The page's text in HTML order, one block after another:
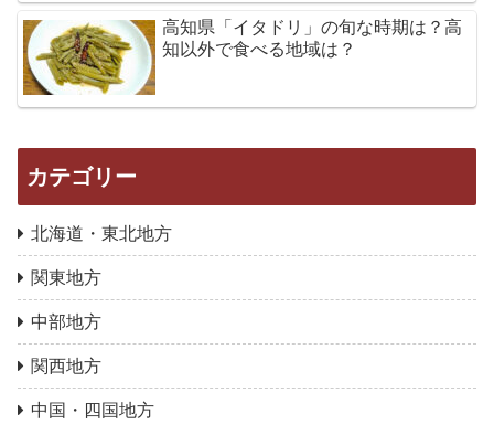
高知県「イタドリ」の旬な時期は？高
知以外で食べる地域は？
カテゴリー
北海道・東北地方
関東地方
中部地方
関西地方
中国・四国地方